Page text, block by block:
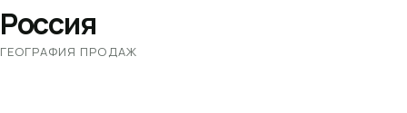
Россия
ГЕОГРАФИЯ ПРОДАЖ